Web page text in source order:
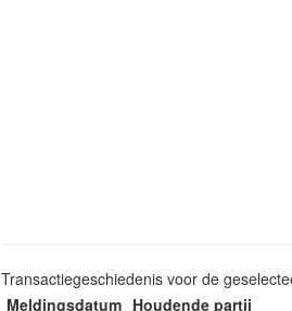
Transactiegeschiedenis voor de
Meldingsdatum Houdende partij